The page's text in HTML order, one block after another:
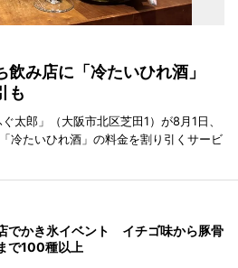
飲み店に「冷たいひれ酒」
も
太郎」（大阪市北区芝田1）が8月1日、
冷たいひれ酒」の料金を割り引くサービ
でかき氷イベント イチゴ味から豚骨
で100種以上